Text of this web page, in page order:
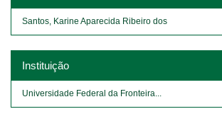
Santos, Karine Aparecida Ribeiro dos
Instituição
Universidade Federal da Fronteira...